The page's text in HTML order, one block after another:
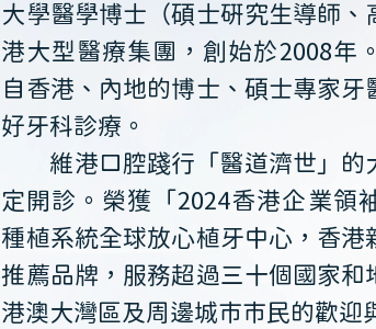
大學醫學博士（碩士研究生導師、
港大型醫療集團，創始於2008年
自香港、內地的博士、碩士專家
好牙科診療。
維港口腔踐行「醫道濟世」的
定開診。榮獲「2024香港企業領
種植系統全球放心植牙中心，香港
推薦品牌，服務超過三十個國家和
港澳大灣區及周邊城市市民的歡迎